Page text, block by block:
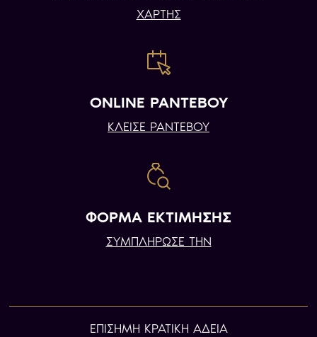
ΧΑΡΤΗΣ
ONLINE ΡΑΝΤΕΒΟΥ
ΚΛΕΙΣΕ ΡΑΝΤΕΒΟΥ
ΦΟΡΜΑ ΕΚΤΙΜΗΣΗΣ
ΣΥΜΠΛΗΡΩΣΕ ΤΗΝ
ΕΠIΣΗΜΗ ΚΡΑΤΙΚΗ ΑΔΕΙΑ